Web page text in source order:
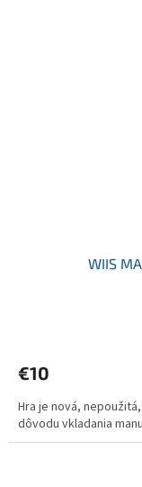
WIIS
€10
Hra je nová,
dôvodu vkladania